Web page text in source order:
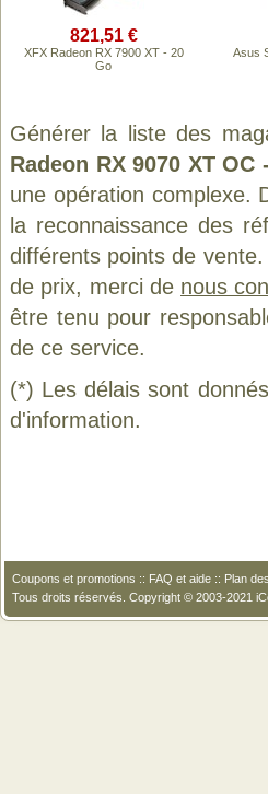
821,51 €
XFX Radeon RX 7900 XT - 20
Go
Asus
Générer la liste des
Radeon RX 9070 XT OC
une opération complexe.
la reconnaissance des
différents points de
de prix, merci de nous
être tenu pour
de ce service.
(*) Les délais sont
d'information.
Coupons et promotions :: FAQ et aide :: Plan
Tous droits réservés. Copyright © 2003-2021